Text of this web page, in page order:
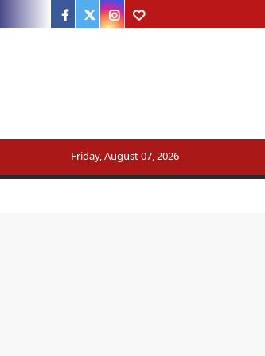
Facebook
Twitter
Instagram
Youtube
Friday, August 07, 2026